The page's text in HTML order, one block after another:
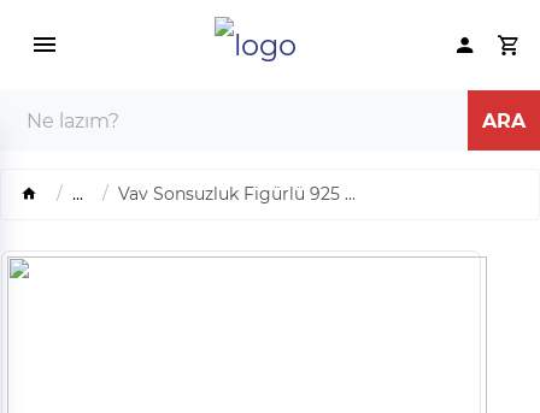
... Vav Sonsuzluk Figürlü 925 ...